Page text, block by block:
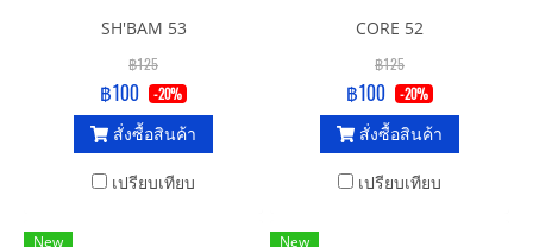
SH'BAM 53
฿125
฿100 -20%
สั่งซื้อสินค้า
เปรียบเทียบ
CORE 52
฿125
฿100 -20%
สั่งซื้อสินค้า
เปรียบเทียบ
New New